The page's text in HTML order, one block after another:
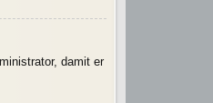
damit er